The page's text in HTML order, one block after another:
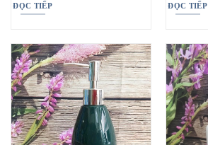
ĐỌC TIẾP ĐỌC TIẾP